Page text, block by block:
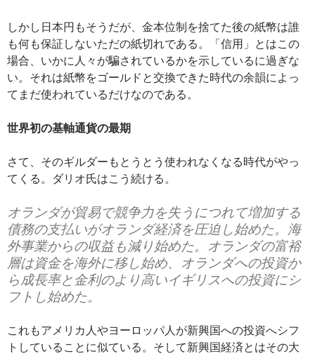
しかし日本円もそうだが、金本位制を捨てた後の紙幣は誰
も何も保証しないただの紙切れである。「信用」とはこの
場合、いかに人々が騙されているかを示しているに過ぎな
い。それは紙幣をゴールドと交換できた時代の余韻によっ
てまだ使われているだけなのである。
世界初の基軸通貨の最期
さて、そのギルダーもとうとう使われなくなる時代がやっ
てくる。ダリオ氏はこう続ける。
オランダが貿易で競争力を失うにつれて増加する
債務の支払いがオランダ経済を圧迫し始めた。海
外事業からの収益も減り始めた。オランダの富裕
層は資金を海外に移し始め、オランダへの投資か
ら成長率と金利のより高いイギリスへの投資にシ
フトし始めた。
これもアメリカ人やヨーロッパ人が新興国への投資へシフ
トしていることに似ている。そして新興国経済とはその大